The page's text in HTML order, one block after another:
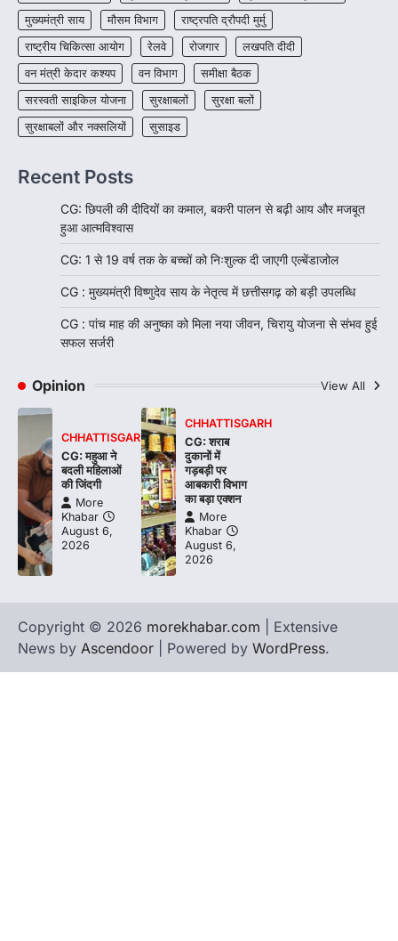
मुख्यमंत्री साय मौसम विभाग
राष्ट्रपति द्रौपदी मुर्मु
राष्ट्रीय चिकित्सा आयोग
रेलवे रोजगार
लखपति दीदी
वन मंत्री केदार कश्यप
वन विभाग
समीक्षा बैठक
सरस्वती साइकिल योजना
सुरक्षाबलों
सुरक्षा बलों
सुरक्षाबलों और नक्सलियों
सुसाइड
Recent Posts
CG: छिपली की दीदियों का कमाल, बकरी पालन से बढ़ी आय और मजबूत
हुआ आत्मविश्वास
CG: 1 से 19 वर्ष तक के बच्चों को निःशुल्क दी जाएगी एल्बेंडाजोल
CG : मुख्यमंत्री विष्णुदेव साय के नेतृत्व में छत्तीसगढ़ को बड़ी उपलब्धि
CG : पांच माह की अनुष्का को मिला नया जीवन, चिरायु योजना से संभव हुई
सफल सर्जरी
Opinion View All
CHHATTISGARH
CG: महुआ ने
बदली महिलाओं
की जिंदगी
More
Khabar
August 6,
2026
CHHATTISGARH
CG: शराब
दुकानों में
गड़बड़ी पर
आबकारी विभाग
का बड़ा एक्शन
More
Khabar
August 6,
2026
Copyright © 2026 morekhabar.com | Extensive
News by Ascendoor | Powered by WordPress.